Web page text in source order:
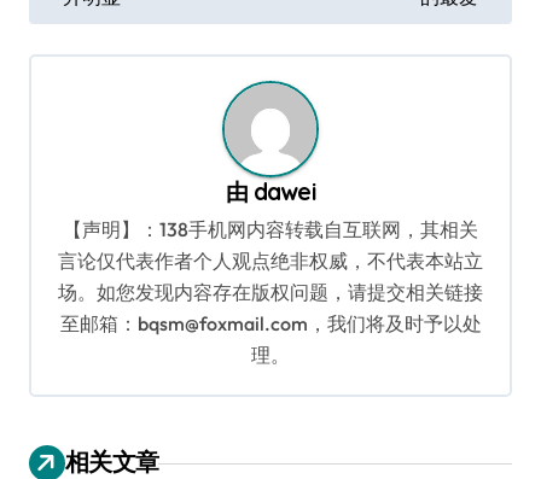
导
航
由 dawei
【声明】：138手机网内容转载自互联网，其相关
言论仅代表作者个人观点绝非权威，不代表本站立
场。如您发现内容存在版权问题，请提交相关链接
至邮箱：bqsm@foxmail.com，我们将及时予以处
理。
相关文章